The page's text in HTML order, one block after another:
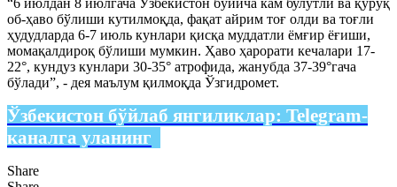
об-ҳаво бўлиши кутилмоқда, фақат айрим тоғ олди ва тоғли
ҳудудларда 6-7 июль кунлари қисқа муддатли ёмғир ёғиши,
момақалдироқ бўлиши мумкин. Ҳаво ҳарорати кечалари 17-
22°, кундуз кунлари 30-35° атрофида, жанубда 37-39°гача
бўлади”, - дея маълум қилмоқда Ўзгидромет.
Ўзбекистон бўйлаб янгиликлар: Telegram-
каналга уланинг
Share